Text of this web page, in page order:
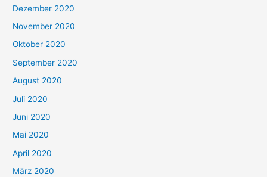
Dezember 2020
November 2020
Oktober 2020
September 2020
August 2020
Juli 2020
Juni 2020
Mai 2020
April 2020
März 2020